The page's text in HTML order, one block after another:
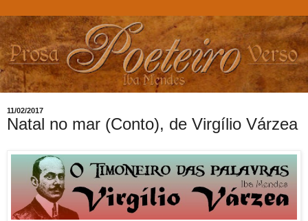
11/02/2017
Natal no mar (Conto), de Virgílio Várzea